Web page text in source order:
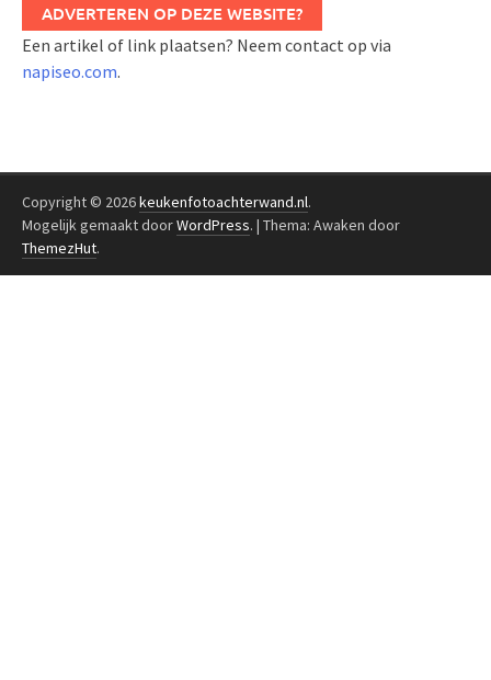
ADVERTEREN OP DEZE WEBSITE?
Een artikel of link plaatsen? Neem contact op via
napiseo.com.
Copyright © 2026keukenfotoachterwand.nl.
Mogelijk gemaakt doorWordPress. | Thema: Awaken door
ThemezHut.